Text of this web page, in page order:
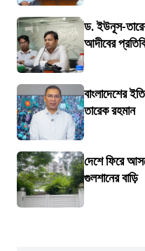
ড. ইউনূস-
আদীবের
বাংলাদেশের
তারেক রহমান
দেশে ফিরে
গুলশানের বাড়ি